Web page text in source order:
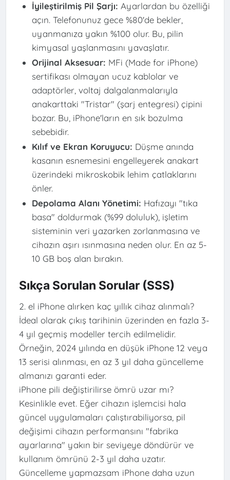
İyileştirilmiş Pil Şarjı: Ayarlardan bu özelliği
açın. Telefonunuz gece %80'de bekler,
uyanmanıza yakın %100 olur. Bu, pilin
kimyasal yaşlanmasını yavaşlatır.
Orijinal Aksesuar: MFi (Made for iPhone)
sertifikası olmayan ucuz kablolar ve
adaptörler, voltaj dalgalanmalarıyla
anakarttaki "Tristar" (şarj entegresi) çipini
bozar. Bu, iPhone'ların en sık bozulma
sebebidir.
Kılıf ve Ekran Koruyucu: Düşme anında
kasanın esnemesini engelleyerek anakart
üzerindeki mikroskobik lehim çatlaklarını
önler.
Depolama Alanı Yönetimi: Hafızayı "tıka
basa" doldurmak (%99 doluluk), işletim
sisteminin veri yazarken zorlanmasına ve
cihazın aşırı ısınmasına neden olur. En az 5-
10 GB boş alan bırakın.
Sıkça Sorulan Sorular (SSS)
2. el iPhone alırken kaç yıllık cihaz alınmalı?
İdeal olarak çıkış tarihinin üzerinden en fazla 3-
4 yıl geçmiş modeller tercih edilmelidir.
Örneğin, 2024 yılında en düşük iPhone 12 veya
13 serisi alınması, en az 3 yıl daha güncelleme
almanızı garanti eder.
iPhone pili değiştirilirse ömrü uzar mı?
Kesinlikle evet. Eğer cihazın işlemcisi hala
güncel uygulamaları çalıştırabiliyorsa, pil
değişimi cihazın performansını "fabrika
ayarlarına" yakın bir seviyeye döndürür ve
kullanım ömrünü 2-3 yıl daha uzatır.
Güncelleme yapmazsam iPhone daha uzun